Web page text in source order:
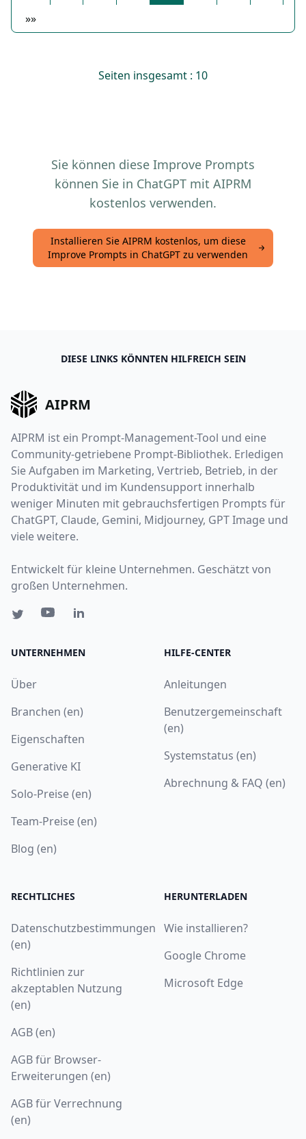
»»
Seiten insgesamt : 10
Sie können diese Improve Prompts
können Sie in ChatGPT mit AIPRM
kostenlos verwenden.
Installieren Sie AIPRM kostenlos, um diese
Improve Prompts in ChatGPT zu verwenden
DIESE LINKS KÖNNTEN HILFREICH SEIN
AIPRM
AIPRM ist ein Prompt-Management-Tool und eine
Community-getriebene Prompt-Bibliothek. Erledigen
Sie Aufgaben im Marketing, Vertrieb, Betrieb, in der
Produktivität und im Kundensupport innerhalb
weniger Minuten mit gebrauchsfertigen Prompts für
ChatGPT, Claude, Gemini, Midjourney, GPT Image und
viele weitere.
Entwickelt für kleine Unternehmen. Geschätzt von
großen Unternehmen.
UNTERNEHMEN
Über
Branchen (en)
Eigenschaften
Generative KI
Solo-Preise (en)
Team-Preise (en)
Blog (en)
HILFE-CENTER
Anleitungen
Benutzergemeinschaft
(en)
Systemstatus (en)
Abrechnung & FAQ (en)
RECHTLICHES
Datenschutzbestimmungen
(en)
Richtlinien zur
akzeptablen Nutzung
(en)
AGB (en)
AGB für Browser-
Erweiterungen (en)
AGB für Verrechnung
(en)
HERUNTERLADEN
Wie installieren?
Google Chrome
Microsoft Edge